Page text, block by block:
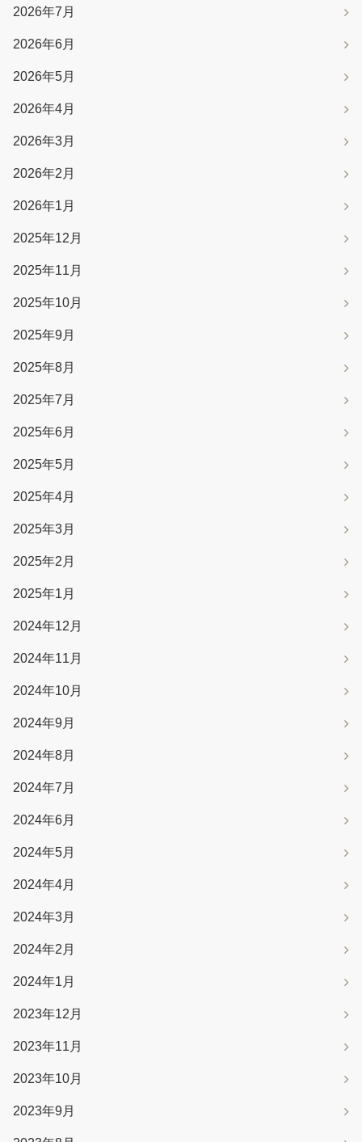
2026年7月
2026年6月
2026年5月
2026年4月
2026年3月
2026年2月
2026年1月
2025年12月
2025年11月
2025年10月
2025年9月
2025年8月
2025年7月
2025年6月
2025年5月
2025年4月
2025年3月
2025年2月
2025年1月
2024年12月
2024年11月
2024年10月
2024年9月
2024年8月
2024年7月
2024年6月
2024年5月
2024年4月
2024年3月
2024年2月
2024年1月
2023年12月
2023年11月
2023年10月
2023年9月